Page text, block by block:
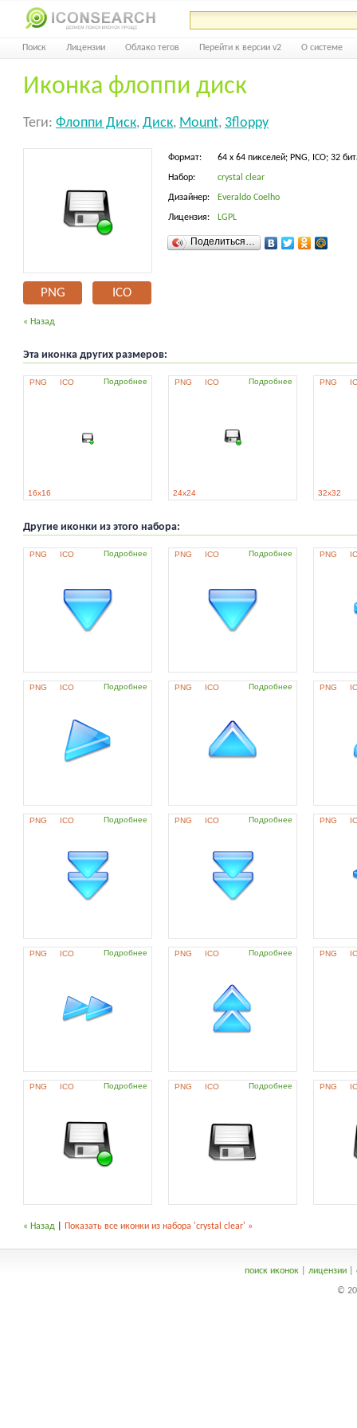
Поиск Лицензии Облако тегов Перейти к версии v2 О системе
Иконка флоппи диск
Теги: Флоппи Диск, Диск, Mount, 3floppy
PNG ICO
Формат: 64 x 64 пикселей; PNG, ICO; 32
Набор: crystal clear
Дизайнер: Everaldo Coelho
Лицензия: LGPL
Поделиться…
« Назад
Эта иконка других размеров:
PNG ICO Подробнее
16x16
PNG ICO Подробнее
24x24
PNG
32x32
Другие иконки из этого набора:
PNG ICO Подробнее PNG ICO Подробнее PNG
PNG ICO Подробнее PNG ICO Подробнее PNG
PNG ICO Подробнее PNG ICO Подробнее PNG
PNG ICO Подробнее PNG ICO Подробнее PNG
PNG ICO Подробнее PNG ICO Подробнее PNG
« Назад Показать все иконки из набора 'crystal clear' »
поиск иконок| лицензии|
©